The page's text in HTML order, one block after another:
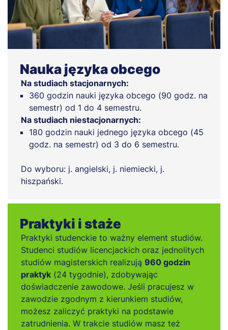
Nauka języka obcego
Na studiach stacjonarnych:
360 godzin nauki języka obcego (90 godz. na
semestr) od 1 do 4 semestru.
Na studiach niestacjonarnych:
180 godzin nauki jednego języka obcego (45
godz. na semestr) od 3 do 6 semestru.
Do wyboru: j. angielski, j. niemiecki, j.
hiszpański.
Praktyki i staże
Praktyki studenckie to ważny element studiów.
Studenci studiów licencjackich oraz jednolitych
studiów magisterskich realizują 960 godzin
praktyk (24 tygodnie), zdobywając
doświadczenie zawodowe. Jeśli pracujesz w
zawodzie zgodnym z kierunkiem studiów,
możesz zaliczyć praktyki na podstawie
zatrudnienia. W trakcie studiów masz też